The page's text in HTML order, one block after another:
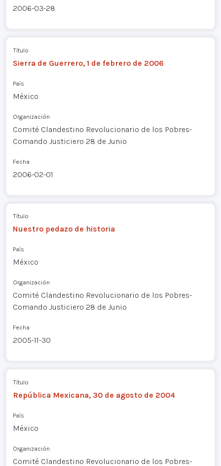
2006-03-28
Título
Sierra de Guerrero, 1 de febrero de 2006
País
México
Organización
Comité Clandestino Revolucionario de los Pobres-
Comando Justiciero 28 de Junio
Fecha
2006-02-01
Título
Nuestro pedazo de historia
País
México
Organización
Comité Clandestino Revolucionario de los Pobres-
Comando Justiciero 28 de Junio
Fecha
2005-11-30
Título
República Mexicana, 30 de agosto de 2004
País
México
Organización
Comité Clandestino Revolucionario de los Pobres-